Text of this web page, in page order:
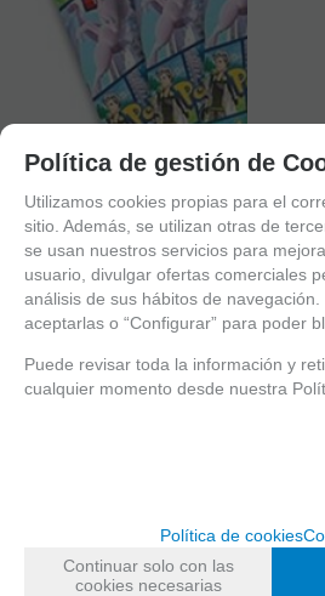
Política de gestión de
Utilizamos cookies propias para el
sitio. Además, se utilizan otras de
se usan nuestros servicios para
usuario, divulgar ofertas comerciales
análisis de sus hábitos de
aceptarlas o “Configurar” para poder
Puede revisar toda la información y
cualquier momento desde nuestra
Política de cookies
Continuar solo con las
cookies necesarias